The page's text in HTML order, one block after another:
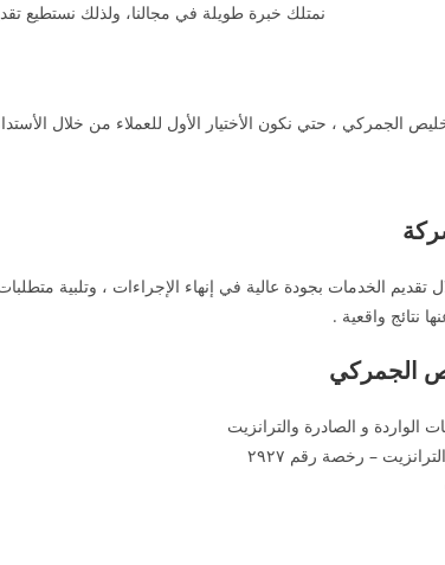
نمتلك خبرة طويلة في مجالنا، ولذلك نستطيع
الجمركي ، حتي نكون الأختيار الأول للعملاء من خلال
تقديم الخدمات بجودة عالية في إنهاء الإجراءات ، وتلبية
نتائج واقعية .
الجمركي
الواردة و الصادرة والترانزيت
– رخصة رقم ٢٩٢٧